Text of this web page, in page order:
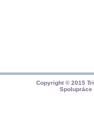
Copyright © 2015